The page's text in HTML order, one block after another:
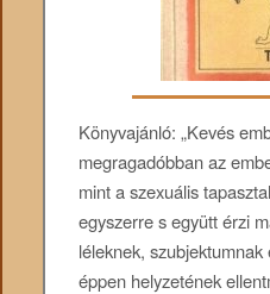
Könyvajánló: „Kevés
megragadóbban az
mint a szexuális
egyszerre s együtt érzi
léleknek,
éppen helyzetének